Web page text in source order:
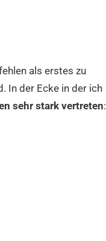
als erstes zu
In der Ecke in der ich
sehr stark vertreten: